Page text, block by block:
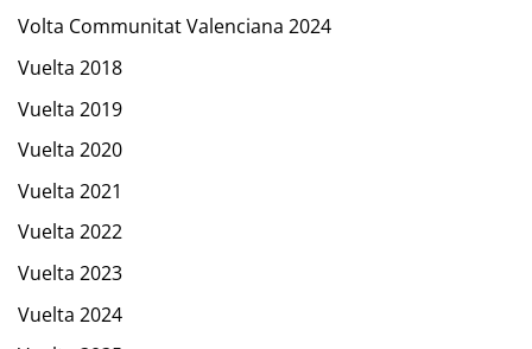
Volta Communitat Valenciana 2024
Vuelta 2018
Vuelta 2019
Vuelta 2020
Vuelta 2021
Vuelta 2022
Vuelta 2023
Vuelta 2024